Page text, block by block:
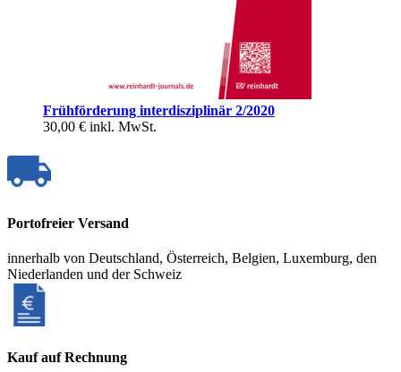
Frühförderung interdisziplinär 2/2020
30,00 € inkl. MwSt.
Portofreier Versand
innerhalb von Deutschland, Österreich, Belgien, Luxemburg, den
Niederlanden und der Schweiz
Kauf auf Rechnung